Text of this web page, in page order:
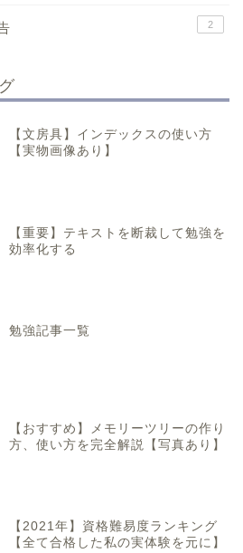
2
【文房具】インデックスの使い方
【実物画像あり】
【重要】テキストを断裁して勉強を
効率化する
勉強記事一覧
【おすすめ】メモリーツリーの作り
方、使い方を完全解説【写真あり】
【2021年】資格難易度ランキング
【全て合格した私の実体験を元に】